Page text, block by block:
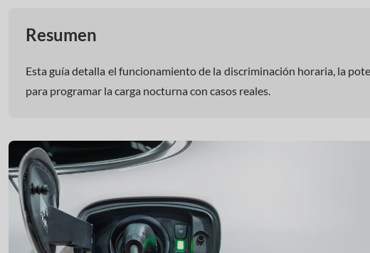
Resumen
Esta guía detalla el funcionamiento de la discriminación horaria, la
para programar la carga nocturna con casos reales.